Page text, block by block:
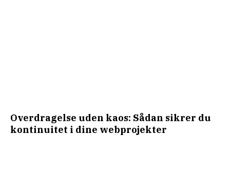
Overdragelse uden kaos: Sådan sikrer du
kontinuitet i dine webprojekter